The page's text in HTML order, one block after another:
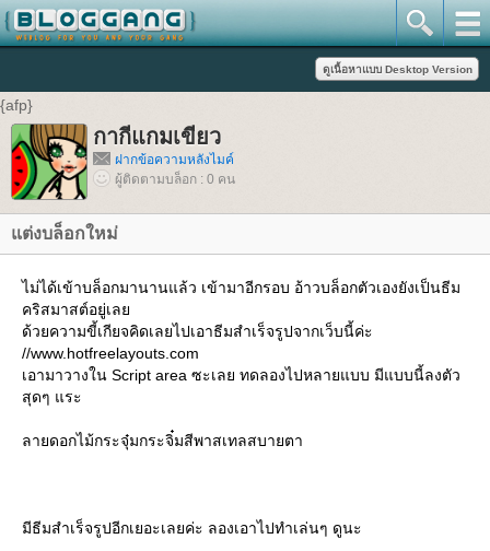
{afp}
กากีแกมเขียว
ฝากข้อความหลังไมค์
ผู้ติดตามบล็อก : 0 คน
แต่งบล็อกใหม่
ไม่ได้เข้าบล็อกมานานแล้ว เข้ามาอีกรอบ อ้าวบล็อกตัวเองยังเป็นธีม
คริสมาสต์อยู่เลย
ด้วยความขี้เกียจคิดเลยไปเอาธีมสำเร็จรูปจากเว็บนี้ค่ะ
//www.hotfreelayouts.com
เอามาวางใน Script area ซะเลย ทดลองไปหลายแบบ มีแบบนี้ลงตัว
สุดๆ แระ
ลายดอกไม้กระจุ๋มกระจิ๋มสีพาสเทลสบายตา
มีธีมสำเร็จรูปอีกเยอะเลยค่ะ ลองเอาไปทำเล่นๆ ดูนะ